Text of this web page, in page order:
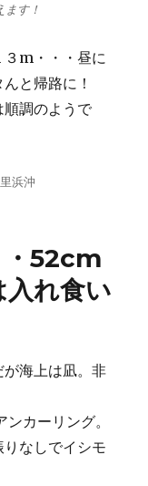
す！
３m・・・昼に
と帰路に！
調のようで
浜沖
・52cm
れ食い
海上は凪。非
カーリング。
なしでイシモ